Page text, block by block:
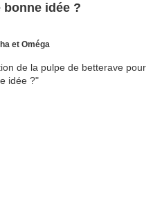
idée ?
et Oméga